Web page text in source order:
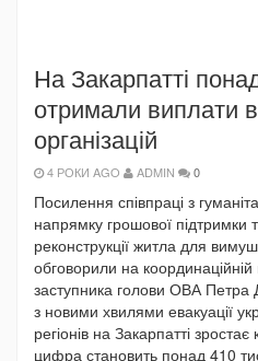
На Закарпатті
отримали виплати
організацій
4 РОКИ AGO ADMIN 0
Посилення співпраці з
напрямку грошової підтримки
реконструкції житла для
обговорили на координаційній
заступника голови ОВА Петра
з новими хвилями евакуації
регіонів на Закарпатті
цифра становить понад 410